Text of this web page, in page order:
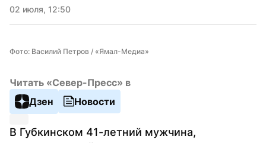
02 июля, 12:50
Фото: Василий Петров / «Ямал-Медиа»
Читать «Север-Пресс» в
Дзен
Новости
В Губкинском 41-летний мужчина,